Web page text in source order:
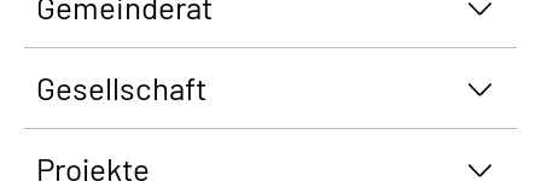
Gesellschaft
Projekte